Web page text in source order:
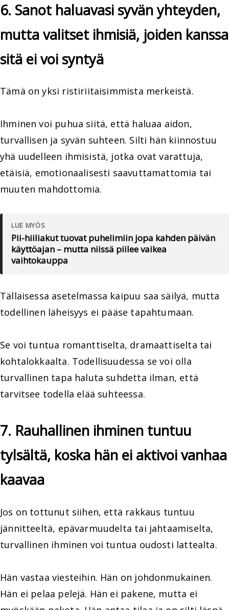
6. Sanot haluavasi syvän yhteyden,
mutta valitset ihmisiä, joiden kanssa
sitä ei voi syntyä
Tämä on yksi ristiriitaisimmista merkeistä.
Ihminen voi puhua siitä, että haluaa aidon,
turvallisen ja syvän suhteen. Silti hän kiinnostuu
yhä uudelleen ihmisistä, jotka ovat varattuja,
etäisiä, emotionaalisesti saavuttamattomia tai
muuten mahdottomia.
LUE MYÖS
Pii-hiiliakut tuovat puhelimiin jopa kahden päivän
käyttöajan – mutta niissä piilee vaikea
vaihtokauppa
Tällaisessa asetelmassa kaipuu saa säilyä, mutta
todellinen läheisyys ei pääse tapahtumaan.
Se voi tuntua romanttiselta, dramaattiselta tai
kohtalokkaalta. Todellisuudessa se voi olla
turvallinen tapa haluta suhdetta ilman, että
tarvitsee todella elää suhteessa.
7. Rauhallinen ihminen tuntuu
tylsältä, koska hän ei aktivoi vanhaa
kaavaa
Jos on tottunut siihen, että rakkaus tuntuu
jännitteeltä, epävarmuudelta tai jahtaamiselta,
turvallinen ihminen voi tuntua oudosti lattealta.
Hän vastaa viesteihin. Hän on johdonmukainen.
Hän ei pelaa pelejä. Hän ei pakene, mutta ei